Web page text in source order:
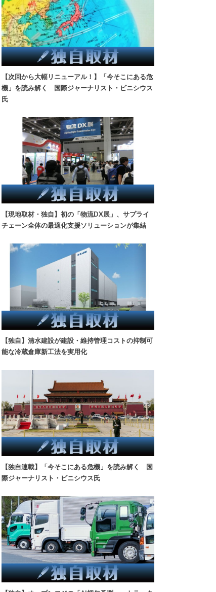
【次回から大幅リニューアル！】「今そこにある危
機」を読み解く 国際ジャーナリスト・ビニシウス
氏
【現地取材・独自】初の「物流DX展」、サプライ
チェーン全体の最適化支援ソリューションが集結
【独自】清水建設が建設・維持管理コストの抑制可
能な冷蔵倉庫新工法を実用化
【独自連載】「今そこにある危機」を読み解く 国
際ジャーナリスト・ビニシウス氏